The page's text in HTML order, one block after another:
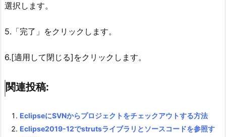
選択します。
5.「完了」をクリックします。
6.[適用して閉じる]をクリックします。
関連投稿:
EclipseにSVNからプロジェクトをチェックアウトする方法
Eclipse2019-12でstrutsライブラリとソースコードを参照す